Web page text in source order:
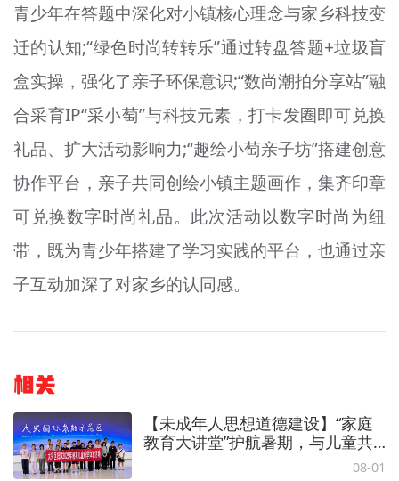
青少年在答题中深化对小镇核心理念与家乡科技变
迁的认知;“绿色时尚转转乐”通过转盘答题+垃圾盲
盒实操，强化了亲子环保意识;“数尚潮拍分享站”融
合采育IP“采小萄”与科技元素，打卡发圈即可兑换
礼品、扩大活动影响力;“趣绘小萄亲子坊”搭建创意
协作平台，亲子共同创绘小镇主题画作，集齐印章
可兑换数字时尚礼品。此次活动以数字时尚为纽
带，既为青少年搭建了学习实践的平台，也通过亲
子互动加深了对家乡的认同感。
相关
【未成年人思想道德建设】“家庭
教育大讲堂”护航暑期，与儿童共
08-01